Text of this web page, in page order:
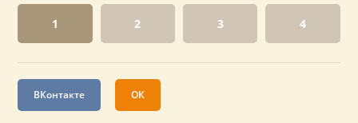
1 2 3 4
ВКонтакте ОК